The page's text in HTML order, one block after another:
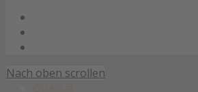
Nach oben scrollen